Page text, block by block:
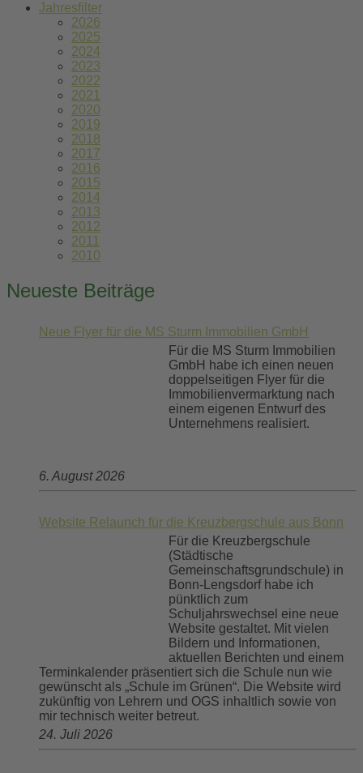
Jahresfilter
2026
2025
2024
2023
2022
2021
2020
2019
2018
2017
2016
2015
2014
2013
2012
2011
2010
Neueste Beiträge
Neue Flyer für die MS Sturm Immobilien GmbH
Für die MS Sturm Immobilien
GmbH habe ich einen neuen
doppelseitigen Flyer für die
Immobilienvermarktung nach
einem eigenen Entwurf des
Unternehmens realisiert.
6. August 2026
Website Relaunch für die Kreuzbergschule aus Bonn
Für die Kreuzbergschule
(Städtische
Gemeinschaftsgrundschule) in
Bonn-Lengsdorf habe ich
pünktlich zum
Schuljahrswechsel eine neue
Website gestaltet. Mit vielen
Bildern und Informationen,
aktuellen Berichten und einem
Terminkalender präsentiert sich die Schule nun wie
gewünscht als „Schule im Grünen“. Die Website wird
zukünftig von Lehrern und OGS inhaltlich sowie von
mir technisch weiter betreut.
24. Juli 2026